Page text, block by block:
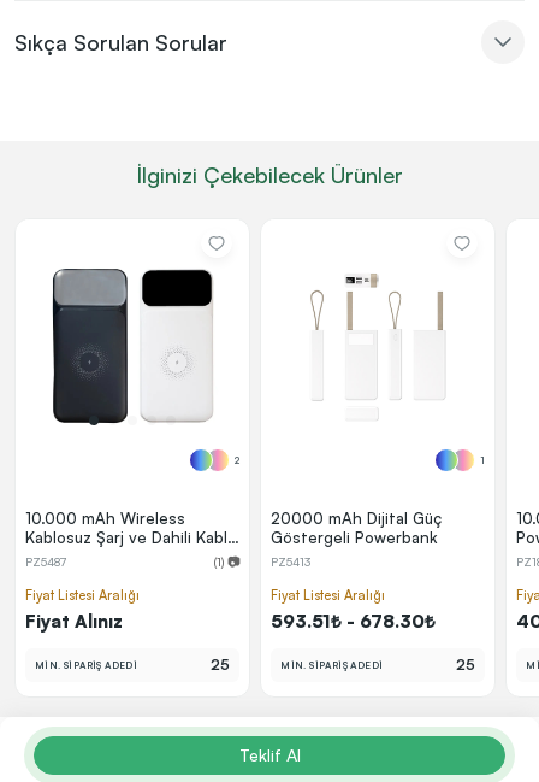
Sıkça Sorulan Sorular
İlginizi Çekebilecek Ürünler
2
10.000 mAh Wireless
Kablosuz Şarj ve Dahili Kablo
Özellikli Dijital Ekranlı
PZ5487 (1) 📷
Fiyat Listesi Aralığı
Fiyat Alınız
MİN. SİPARİŞ ADEDİ 25
1
20000 mAh Dijital Güç
Göstergeli Powerbank
PZ5413
Fiyat Listesi Aralığı
593.51₺ - 678.30₺
MİN. SİPARİŞ ADEDİ 25
Teklif Al